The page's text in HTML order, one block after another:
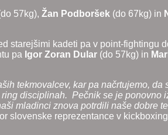
57kg), Žan Podboršek (do 67kg) in
starejšimi kadeti pa v point-fightingu
pa Igor Zoran Dular (do 57kg) in
tekmovalcev, kar pa načrtujemo, da
disciplinah. Pečnik se je ponovno
mladinci znova potrdili naše dobre
slovenske reprezentance v